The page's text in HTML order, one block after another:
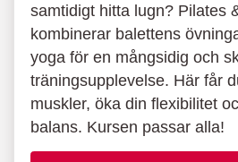
samtidigt hitta lugn? Pilates
kombinerar balettens
yoga för en mångsidig och
träningsupplevelse. Här får
muskler, öka din flexibilitet
balans. Kursen passar alla!